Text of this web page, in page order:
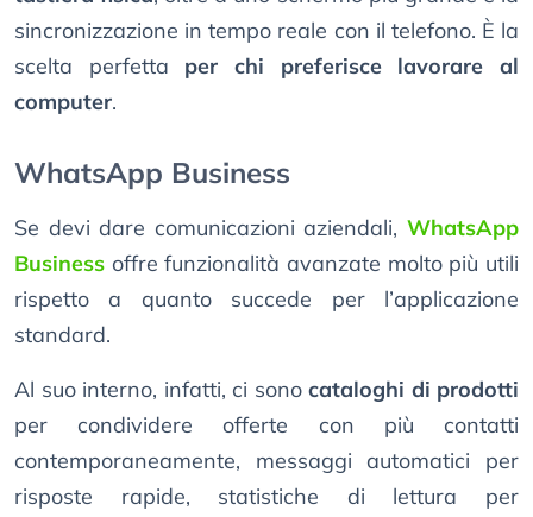
sincronizzazione in tempo reale con il telefono. È la
scelta perfetta per chi preferisce lavorare al
computer.
WhatsApp Business
Se devi dare comunicazioni aziendali, WhatsApp
Business offre funzionalità avanzate molto più utili
rispetto a quanto succede per l’applicazione
standard.
Al suo interno, infatti, ci sono cataloghi di prodotti
per condividere offerte con più contatti
contemporaneamente, messaggi automatici per
risposte rapide, statistiche di lettura per